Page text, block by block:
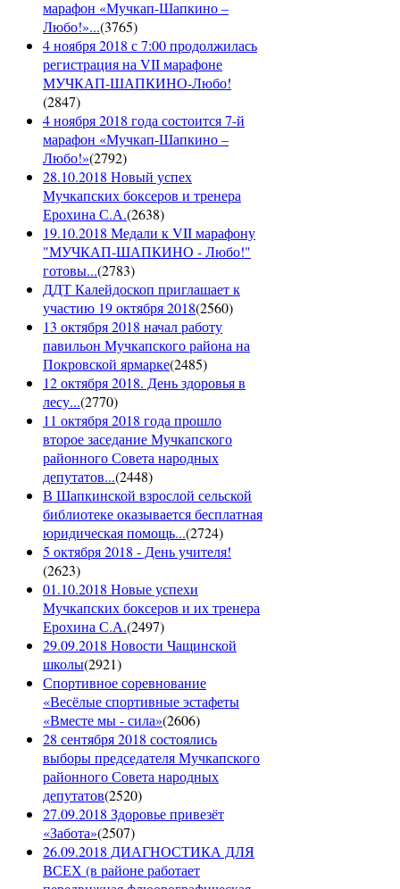
марафон «Мучкап-Шапкино –
Любо!»...(3765)
4 ноября 2018 с 7:00 продолжилась
регистрация на VII марафоне
МУЧКАП-ШАПКИНО-Любо!
(2847)
4 ноября 2018 года состоится 7-й
марафон «Мучкап-Шапкино –
Любо!»(2792)
28.10.2018 Новый успех
Мучкапских боксеров и тренера
Ерохина С.А.(2638)
19.10.2018 Медали к VII марафону
"МУЧКАП-ШАПКИНО - Любо!"
готовы...(2783)
ДДТ Калейдоскоп приглашает к
участию 19 октября 2018(2560)
13 октября 2018 начал работу
павильон Мучкапского района на
Покровской ярмарке(2485)
12 октября 2018. День здоровья в
лесу...(2770)
11 октября 2018 года прошло
второе заседание Мучкапского
районного Совета народных
депутатов...(2448)
В Шапкинской взрослой сельской
библиотеке оказывается бесплатная
юридическая помощь...(2724)
5 октября 2018 - День учителя!
(2623)
01.10.2018 Новые успехи
Мучкапских боксеров и их тренера
Ерохина С.А.(2497)
29.09.2018 Новости Чащинской
школы(2921)
Спортивное соревнование
«Весёлые спортивные эстафеты
«Вместе мы - сила»(2606)
28 сентября 2018 состоялись
выборы председателя Мучкапского
районного Совета народных
депутатов(2520)
27.09.2018 Здоровье привезёт
«Забота»(2507)
26.09.2018 ДИАГНОСТИКА ДЛЯ
ВСЕХ (в районе работает